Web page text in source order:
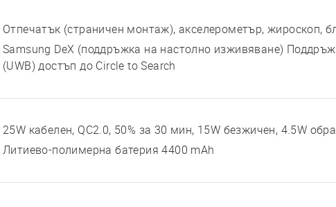
Отпечатък (страничен монтаж), акселерометър, жироскоп,
Samsung DeX (поддръжка на настолно изживяване)
(UWB) достъп до Circle to Search
25W кабелен, QC2.0, 50% за 30 мин, 15W безжичен, 4.5W
Литиево-полимерна батерия 4400 mAh